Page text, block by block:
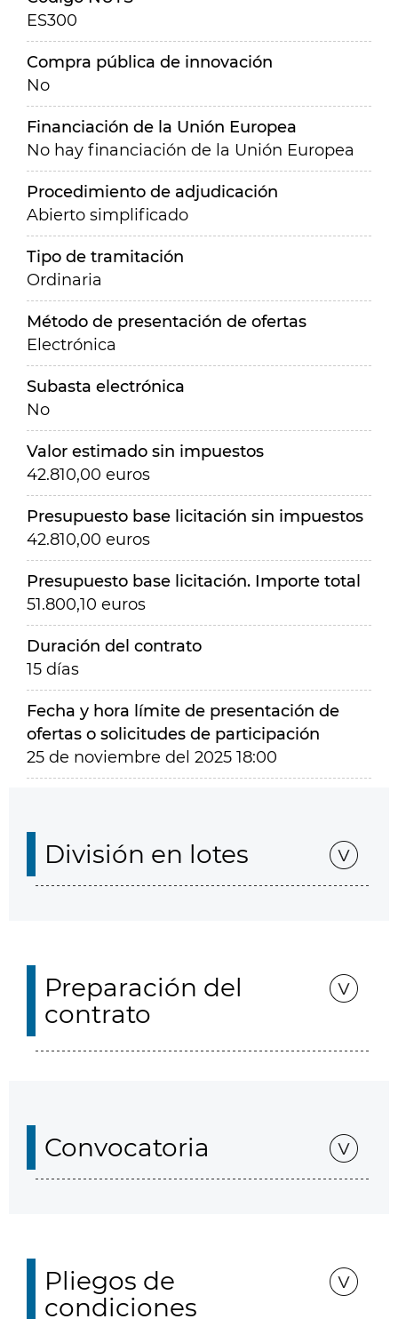
ES300
Compra pública de innovación
No
Financiación de la Unión Europea
No hay financiación de la Unión Europea
Procedimiento de adjudicación
Abierto simplificado
Tipo de tramitación
Ordinaria
Método de presentación de ofertas
Electrónica
Subasta electrónica
No
Valor estimado sin impuestos
42.810,00 euros
Presupuesto base licitación sin impuestos
42.810,00 euros
Presupuesto base licitación. Importe total
51.800,10 euros
Duración del contrato
15 días
Fecha y hora límite de presentación de
ofertas o solicitudes de participación
25 de noviembre del 2025 18:00
División en lotes
Preparación del
contrato
Convocatoria
Pliegos de
condiciones